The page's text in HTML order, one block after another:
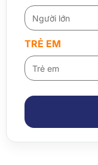
TRẺ EM